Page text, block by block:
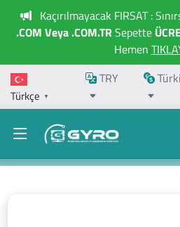
Kaçırılmayacak FIRSAT :
.COM Veya .COM.TRSepette
Hemen
Türkçe ▼
TRY